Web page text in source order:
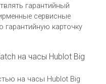
гарантийный
сервисные
гарантийную карточку
на часы Hublot Big
на часы Hublot Big